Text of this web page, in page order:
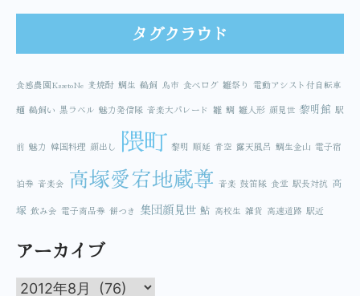
タグクラウド
食感農園KazetoNe 麦焼酎 鯛生 鵜飼 鳥市 食べログ 雛祭り 電動アシスト付自転車
麺 鵜飼い 黒ラベル 魅力発信隊 音楽大パレード 雛 鯛 雛人形 顔見世 黎明館 駅
前 魅力 韓国料理 顔出し 隈町 黎明 順延 青空 露天風呂 鯛生金山 電子宿
泊券 音楽会 高塚愛宕地蔵尊 音楽 鼓笛隊 食堂 駅長対抗 高
塚 飲み会 電子商品券 餅つき 集団顔見世 鮎 高校生 雑貨 高速道路 駅近
アーカイブ